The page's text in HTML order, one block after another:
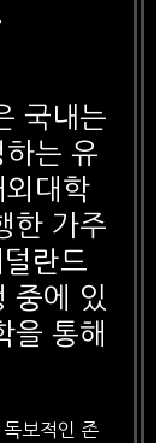
국내는
는 유
외대학
한 가주
란드
중에 있
을 통해
보적인 존